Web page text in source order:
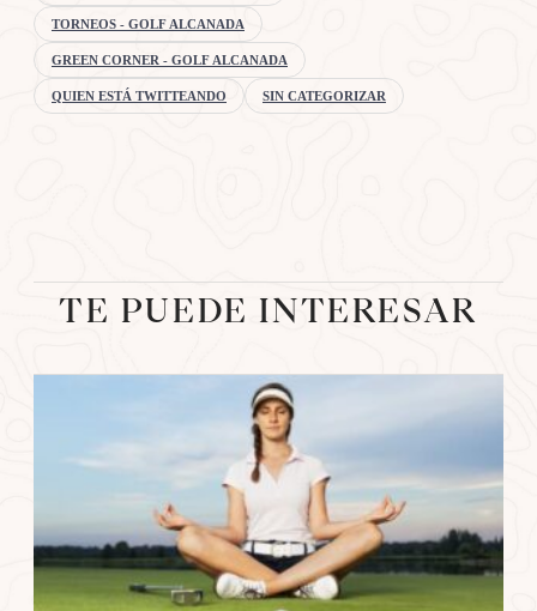
TORNEOS - GOLF ALCANADA
GREEN CORNER - GOLF ALCANADA
QUIEN ESTÁ TWITTEANDO SIN CATEGORIZAR
TE PUEDE INTERESAR